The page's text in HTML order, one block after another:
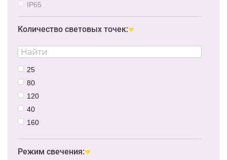
IP65
Количество световых точек:
25
80
120
40
160
Режим свечения: